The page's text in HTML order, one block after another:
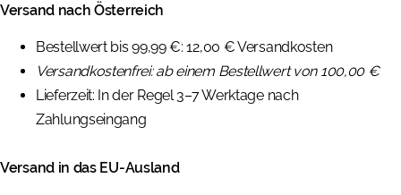
Versand nach Österreich
Bestellwert bis 99,99 €: 12,00 € Versandkosten
Versandkostenfrei: ab einem Bestellwert von100,00 €
Lieferzeit: In der Regel 3–7 Werktage nach
Zahlungseingang
Versand in das EU-Ausland